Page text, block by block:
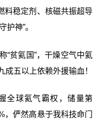
料稳定剂、核磁共振超导
护神”。
“贫氦国”，干燥空气中氦
五以上依赖外援输血！
全球氦气霸权，储量第
俨然高悬于我科技命门